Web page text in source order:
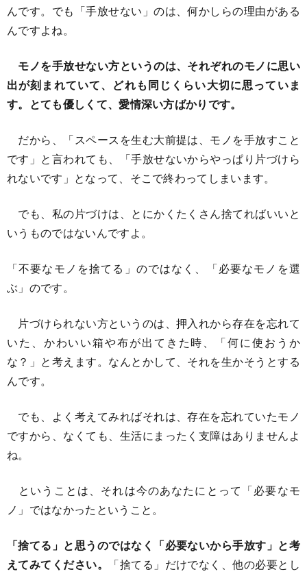
んです。でも「手放せない」のは、何かしらの理由がある
んですよね。
モノを手放せない方というのは、それぞれのモノに思い
出が刻まれていて、どれも同じくらい大切に思っていま
す。とても優しくて、愛情深い方ばかりです。
だから、「スペースを生む大前提は、モノを手放すこと
です」と言われても、「手放せないからやっぱり片づけら
れないです」となって、そこで終わってしまいます。
でも、私の片づけは、とにかくたくさん捨てればいいと
いうものではないんですよ。
「不要なモノを捨てる」のではなく、「必要なモノを選
ぶ」のです。
片づけられない方というのは、押入れから存在を忘れて
いた、かわいい箱や布が出てきた時、「何に使おうか
な？」と考えます。なんとかして、それを生かそうとする
んです。
でも、よく考えてみればそれは、存在を忘れていたモノ
ですから、なくても、生活にまったく支障はありませんよ
ね。
ということは、それは今のあなたにとって「必要なモ
ノ」ではなかったということ。
「捨てる」と思うのではなく「必要ないから手放す」と考
えてみてください。
「捨てる」だけでなく、他の必要とし